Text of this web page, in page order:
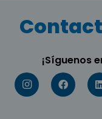
¡Síguenos